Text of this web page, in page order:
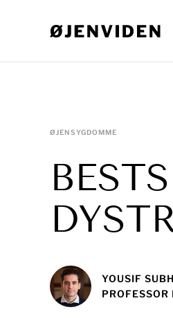
ØJENSYGDOMME
YOUSIF
PROFESSOR